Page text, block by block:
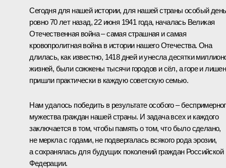
Сегодня для нашей истории, для нашей страны особый
ровно 70 лет назад, 22 июня 1941 года, началась Великая
Отечественная война – самая страшная и самая
кровопролитная война в истории нашего Отечества. Она
длилась, как известно, 1418 дней и унесла десятки
жизней, были сожжены тысячи городов и сёл, а горе и
пришли практически в каждую советскую семью.
Нам удалось победить в результате особого –
мужества граждан нашей страны. И задача всех и каждого
заключается в том, чтобы память о том, что было сделано,
не меркла с годами, не подвергалась всякого рода эрозии,
а сохранялась для будущих поколений граждан Российской
Федерации.